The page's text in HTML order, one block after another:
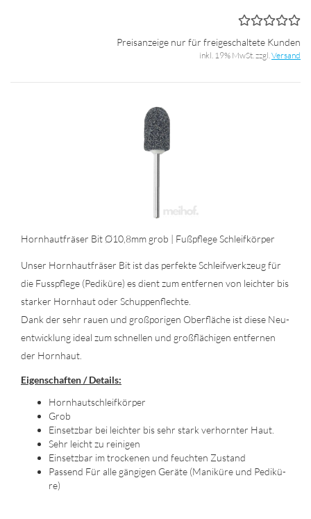
Preisanzeige nur für freigeschaltete Kunden
inkl. 19% MwSt. zzgl.Versand
Horn­haut­frä­ser Bit Ø10,8mm grob | Fuß­pfle­ge Schleif­kör­per
Unser Horn­haut­frä­ser Bit ist das per­fek­te Schleif­werk­zeug für
die Fuss­pfle­ge (Pe­di­kü­re) es dient zum ent­fer­nen von leich­ter bis
star­ker Horn­haut oder Schup­pen­flech­te.
Dank der sehr rauen und groß­po­ri­gen Ober­flä­che ist diese Neu­
ent­wick­lung ideal zum schnel­len und groß­flä­chi­gen ent­fer­nen
der Horn­haut.
Ei­gen­schaf­ten / De­tails:
Horn­hautschleif­kör­per
Grob
Ein­setz­bar bei leich­ter bis sehr stark ver­horn­ter Haut.
Sehr leicht zu rei­ni­gen
Ein­setz­bar im tro­cke­nen und feuch­ten Zu­stand
Pas­send Für alle gän­gi­gen Ge­rä­te (Ma­ni­kü­re und Pe­di­kü­
re)